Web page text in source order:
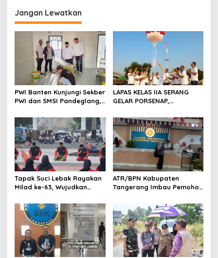
g
a
s
Jangan Lewatkan
PWI Banten Kunjungi Sekber
PWI dan SMSI Pandeglang,
Konferensi Organisasi
LAPAS KELAS IIA SERANG
GELAR PORSENAP,
DAN KEBERSAMAAN
Tapak Suci Lebak Rayakan
Milad ke-63, Wujudkan
Menuju Kancah Dunia
ATR/BPN Kabupaten
Tangerang Imbau Pemohon
Berkas Mandek